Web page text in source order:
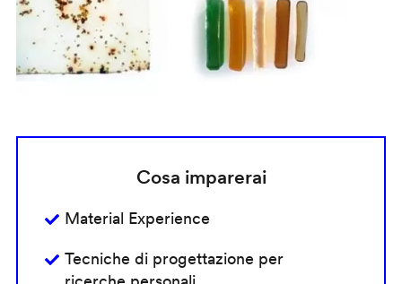
Cosa imparerai
Material Experience
Tecniche di progettazione per